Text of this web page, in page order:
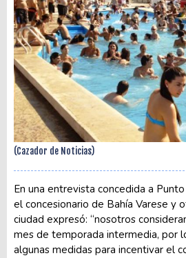
(Cazador de Noticias)
En una entrevista concedida a
el concesionario de Bahía Varese y
ciudad expresó: “nosotros
mes de temporada intermedia, por
algunas medidas para incentivar el